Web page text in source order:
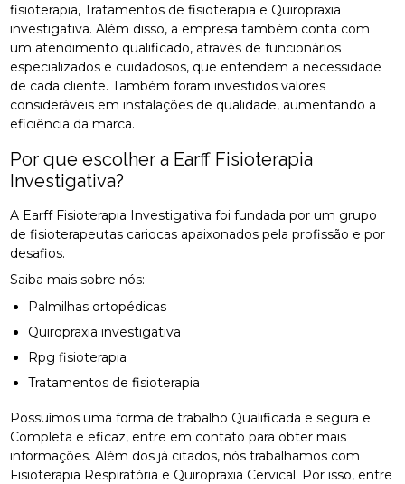
fisioterapia, Tratamentos de fisioterapia e Quiropraxia
investigativa. Além disso, a empresa também conta com
um atendimento qualificado, através de funcionários
especializados e cuidadosos, que entendem a necessidade
de cada cliente. Também foram investidos valores
consideráveis em instalações de qualidade, aumentando a
eficiência da marca.
Por que escolher a Earff Fisioterapia
Investigativa?
A Earff Fisioterapia Investigativa foi fundada por um grupo
de fisioterapeutas cariocas apaixonados pela profissão e por
desafios.
Saiba mais sobre nós:
Palmilhas ortopédicas
Quiropraxia investigativa
Rpg fisioterapia
Tratamentos de fisioterapia
Possuímos uma forma de trabalho Qualificada e segura e
Completa e eficaz, entre em contato para obter mais
informações. Além dos já citados, nós trabalhamos com
Fisioterapia Respiratória e Quiropraxia Cervical. Por isso, entre